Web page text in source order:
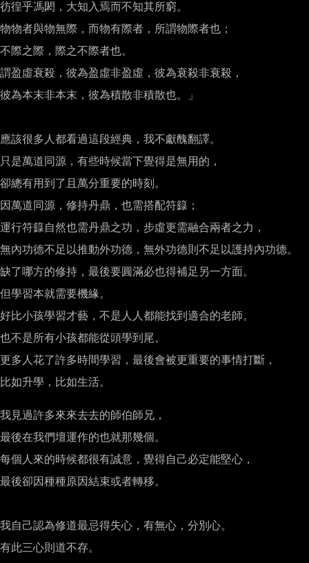
彷徨乎馮閎，大知入焉而不知其所窮。
物物者與物無際，而物有際者，所謂物際者也；
不際之際，際之不際者也。
謂盈虛衰殺，彼為盈虛非盈虛，彼為衰殺非衰殺，
彼為本末非本末，彼為積散非積散也。」
應該很多人都看過這段經典，我不獻醜翻譯。
只是萬道同源，有些時候當下覺得是無用的，
卻總有用到了且萬分重要的時刻。
因萬道同源，修持丹鼎，也需搭配符籙；
運行符籙自然也需丹鼎之功，步虛更需融合兩者之力，
無內功德不足以推動外功德，無外功德則不足以護持內功德。
缺了哪方的修持，最後要圓滿必也得補足另一方面。
但學習本就需要機緣。
好比小孩學習才藝，不是人人都能找到適合的老師。
也不是所有小孩都能從頭學到尾。
更多人花了許多時間學習，最後會被更重要的事情打斷，
比如升學，比如生活。
我見過許多來來去去的師伯師兄，
最後在我們壇運作的也就那幾個。
每個人來的時候都很有誠意，覺得自己必定能堅心，
最後卻因種種原因結束或者轉移。
我自己認為修道最忌得失心，有無心，分別心。
有此三心則道不存。